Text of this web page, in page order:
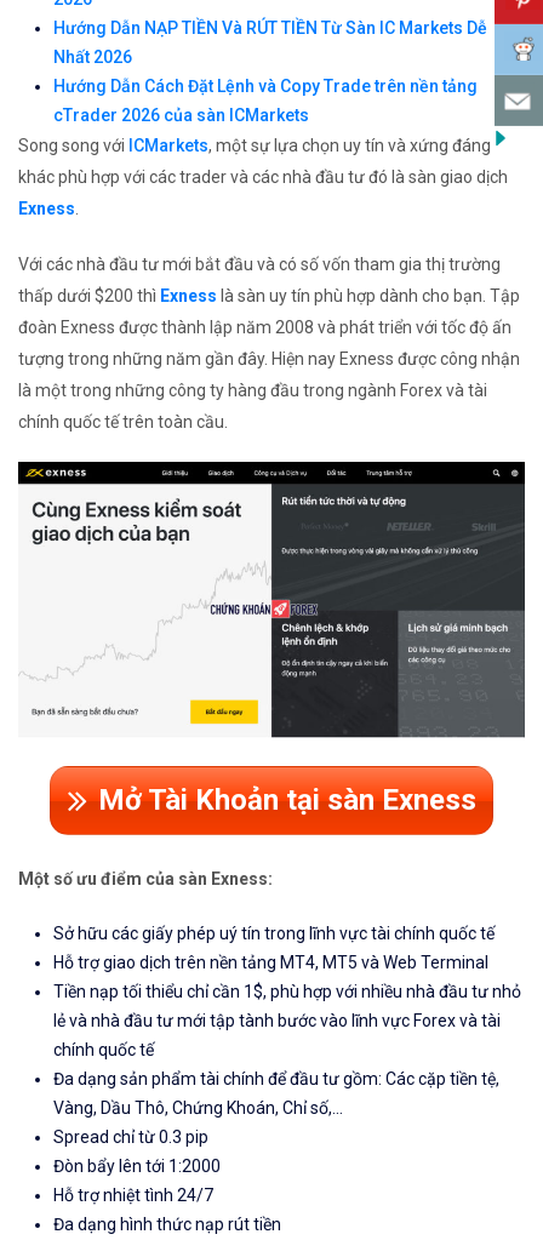
Hướng Dẫn NẠP TIỀN Và RÚT TIỀN Từ Sàn IC Markets Dễ
Nhất 2026
Hướng Dẫn Cách Đặt Lệnh và Copy Trade trên nền tảng
cTrader 2026 của sàn ICMarkets
Song song với ICMarkets, một sự lựa chọn uy tín và xứng đáng
khác phù hợp với các trader và các nhà đầu tư đó là sàn giao dịch
Exness
Với các nhà đầu tư mới bắt đầu và có số vốn tham gia thị trường
thấp dưới $200 thì Exness là sàn uy tín phù hợp dành cho bạn. Tập
đoàn Exness được thành lập năm 2008 và phát triển với tốc độ ấn
tượng trong những năm gần đây. Hiện nay Exness được công nhận
là một trong những công ty hàng đầu trong ngành Forex và tài
chính quốc tế trên toàn cầu.
Mở Tài Khoản tại sàn Exness
Một số ưu điểm của sàn Exness:
Sở hữu các giấy phép uý tín trong lĩnh vực tài chính quốc tế
Hỗ trợ giao dịch trên nền tảng MT4, MT5 và Web Terminal
Tiền nạp tối thiểu chỉ cần 1$, phù hợp với nhiều nhà đầu tư nhỏ
lẻ và nhà đầu tư mới tập tành bước vào lĩnh vực Forex và tài
chính quốc tế
Đa dạng sản phẩm tài chính để đầu tư gồm: Các cặp tiền tệ,
Vàng, Dầu Thô, Chứng Khoán, Chỉ số,...
Spread chỉ từ 0.3 pip
Đòn bẩy lên tới 1:2000
Hỗ trợ nhiệt tình 24/7
Đa dạng hình thức nạp rút tiền